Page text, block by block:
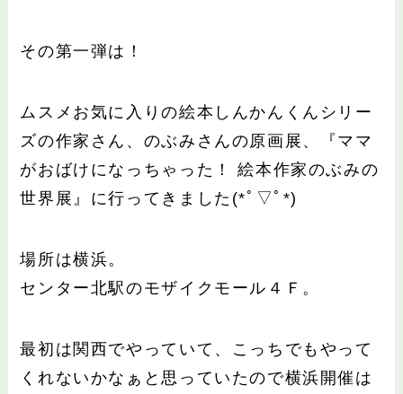
その第一弾は！
ムスメお気に入りの絵本しんかんくんシリー
ズの作家さん、のぶみさんの原画展、『ママ
がおばけになっちゃった！ 絵本作家のぶみの
世界展』に行ってきました(*ﾟ▽ﾟ*)
場所は横浜。
センター北駅のモザイクモール４Ｆ。
最初は関西でやっていて、こっちでもやって
くれないかなぁと思っていたので横浜開催は